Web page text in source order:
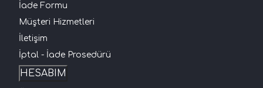
İade Formu
Müşteri Hizmetleri
İletişim
İptal - İade Prosedürü
HESABIM